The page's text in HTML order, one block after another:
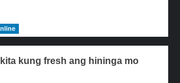
kung fresh ang hininga mo